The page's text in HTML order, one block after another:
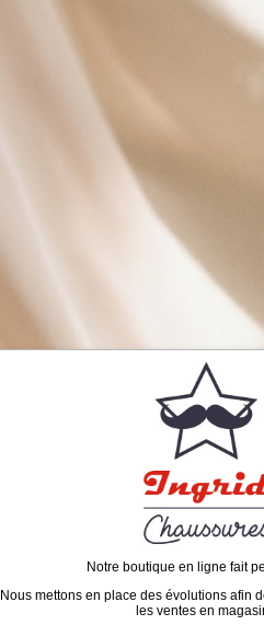
Notre boutique en ligne fait
Nous mettons en place des évolutions afin
les ventes en